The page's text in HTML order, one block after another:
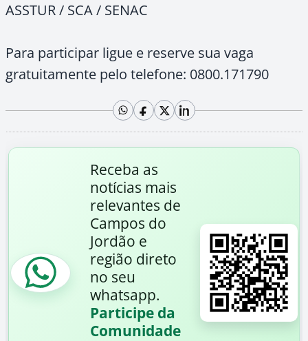
ASSTUR / SCA / SENAC
Para participar ligue e reserve sua vaga
gratuitamente pelo telefone: 0800.171790
Receba as
notícias mais
relevantes de
Campos do
Jordão e
região direto
no seu
whatsapp.
Participe da
Comunidade